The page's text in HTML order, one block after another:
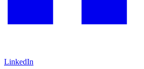
LinkedIn